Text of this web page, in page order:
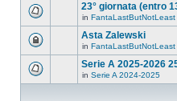
23° giornata (entro
in
Asta Zalewski
in
Serie A 2025-2026
in Serie A 2024-2025